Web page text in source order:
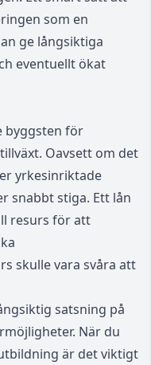
som en
ge långsiktiga
eventuellt ökat
byggsten för
Oavsett om det
yrkesinriktade
snabbt stiga. Ett lån
resurs för att
skulle vara svåra att
satsning på
När du
är det viktigt